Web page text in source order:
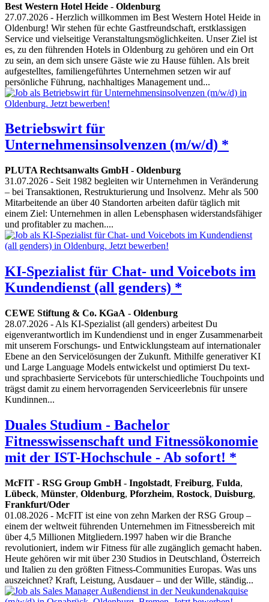
Best Western Hotel Heide - Oldenburg
27.07.2026 - Herzlich willkommen im Best Western Hotel Heide in
Oldenburg! Wir stehen für echte Gastfreundschaft, erstklassigen
Service und vielseitige Veranstaltungsmöglichkeiten. Unser Ziel ist
es, zu den führenden Hotels in Oldenburg zu gehören und ein Ort
zu sein, an dem sich unsere Gäste wie zu Hause fühlen. Als breit
aufgestelltes, familiengeführtes Unternehmen setzen wir auf
persönliche Führung, nachhaltiges Management und...
Betriebswirt für
Unternehmensinsolvenzen (m/w/d) *
PLUTA Rechtsanwalts GmbH- Oldenburg
31.07.2026 - Seit 1982 begleiten wir Unternehmen in Veränderung
– bei Transaktionen, Restrukturierung und Insolvenz. Mehr als 500
Mitarbeitende an über 40 Standorten arbeiten dafür täglich mit
einem Ziel: Unternehmen in allen Lebensphasen widerstandsfähiger
und profitabler zu machen....
KI-Spezialist für Chat- und Voicebots im
Kundendienst (all genders) *
CEWE Stiftung & Co. KGaA - Oldenburg
28.07.2026 - Als KI-Spezialist (all genders) arbeitest Du
eigenverantwortlich im Kundendienst und in enger Zusammenarbeit
mit unserem Forschungs- und Entwicklungsteam auf internationaler
Ebene an den Servicelösungen der Zukunft. Mithilfe generativer KI
und Large Language Models entwickelst und optimierst Du text-
und sprachbasierte Servicebots für unterschiedliche Touchpoints und
trägst damit zu einem hervorragenden Serviceerlebnis für unsere
Kundinnen...
Duales Studium - Bachelor
Fitnesswissenschaft und Fitnessökonomie
mit der IST-Hochschule - Ab sofort! *
McFIT - RSG Group GmbH- Ingolstadt, Freiburg, Fulda,
Lübeck, Münster, Oldenburg, Pforzheim, Rostock, Duisburg,
Frankfurt/Oder
01.08.2026 - McFIT ist eine von zehn Marken der RSG Group –
einem der weltweit führenden Unternehmen im Fitnessbereich mit
über 4,5 Millionen Mitgliedern.1997 haben wir die Branche
revolutioniert, indem wir Fitness für alle zugänglich gemacht haben.
Heute gehören wir mit über 230 Studios in Deutschland, Österreich
und Italien zu den größten Fitness-Communities Europas. Was uns
auszeichnet? Kraft, Leistung, Ausdauer – und der Wille, ständig...